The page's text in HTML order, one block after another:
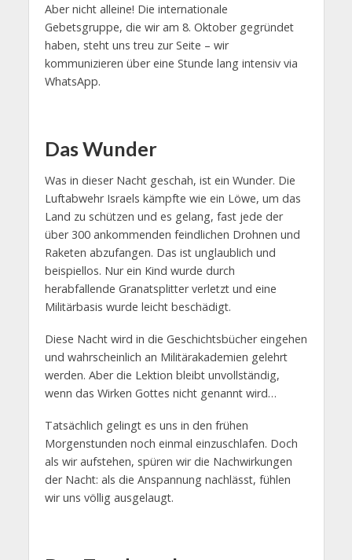
Aber nicht alleine! Die internationale
Gebetsgruppe, die wir am 8. Oktober gegründet
haben, steht uns treu zur Seite – wir
kommunizieren über eine Stunde lang intensiv via
WhatsApp.
Das Wunder
Was in dieser Nacht geschah, ist ein Wunder. Die
Luftabwehr Israels kämpfte wie ein Löwe, um das
Land zu schützen und es gelang, fast jede der
über 300 ankommenden feindlichen Drohnen und
Raketen abzufangen. Das ist unglaublich und
beispiellos. Nur ein Kind wurde durch
herabfallende Granatsplitter verletzt und eine
Militärbasis wurde leicht beschädigt.
Diese Nacht wird in die Geschichtsbücher eingehen
und wahrscheinlich an Militärakademien gelehrt
werden. Aber die Lektion bleibt unvollständig,
wenn das Wirken Gottes nicht genannt wird…
Tatsächlich gelingt es uns in den frühen
Morgenstunden noch einmal einzuschlafen. Doch
als wir aufstehen, spüren wir die Nachwirkungen
der Nacht: als die Anspannung nachlässt, fühlen
wir uns völlig ausgelaugt.